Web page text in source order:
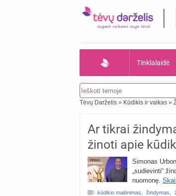
Tinklalaidė
Tėvų Darželis » Kūdikis ir vaikas »
Ar tikrai
žinoti apie
Simonas
„sudievinti“
nuomonę.
kūdikio maitinimas žindymas